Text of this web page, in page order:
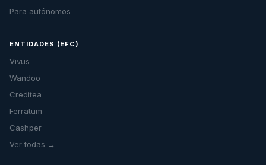
Para autónomos
ENTIDADES (EFC)
Vivus
Wandoo
Creditea
Ferratum
Cashper
Ver todas →